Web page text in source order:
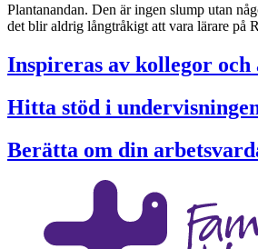
Plantanandan. Den är ingen slump utan
det blir aldrig långtråkigt att vara lärare på
Inspireras av kollegor och
Hitta stöd i
Berätta om din